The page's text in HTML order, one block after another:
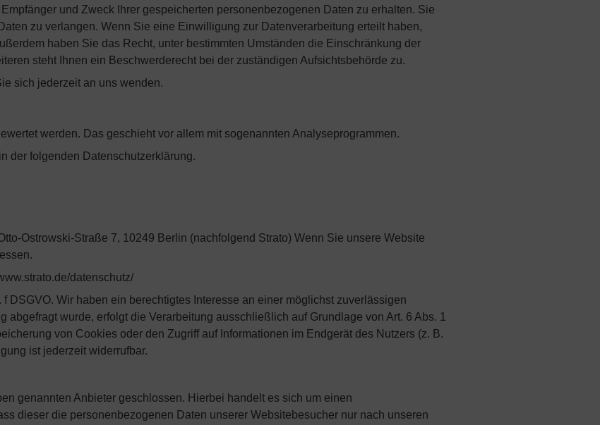
und Zweck Ihrer gespeicherten personenbezogenen Daten zu erhalten. Sie
zu verlangen. Wenn Sie eine Einwilligung zur Datenverarbeitung erteilt haben,
haben Sie das Recht, unter bestimmten Umständen die Einschränkung der
steht Ihnen ein Beschwerderecht bei der zuständigen Aufsichtsbehörde zu.
sich jederzeit an uns wenden.
werden. Das geschieht vor allem mit sogenannten Analyseprogrammen.
der folgenden Datenschutzerklärung.
Ostrowski-Straße 7, 10249 Berlin (nachfolgend Strato) Wenn Sie unsere Website
datenschutz/
DSGVO. Wir haben ein berechtigtes Interesse an einer möglichst zuverlässigen
wurde, erfolgt die Verarbeitung ausschließlich auf Grundlage von Art. 6 Abs. 1
von Cookies oder den Zugriff auf Informationen im Endgerät des Nutzers (z. B.
ist jederzeit widerrufbar.
genannten Anbieter geschlossen. Hierbei handelt es sich um einen
dieser die personenbezogenen Daten unserer Websitebesucher nur nach unseren